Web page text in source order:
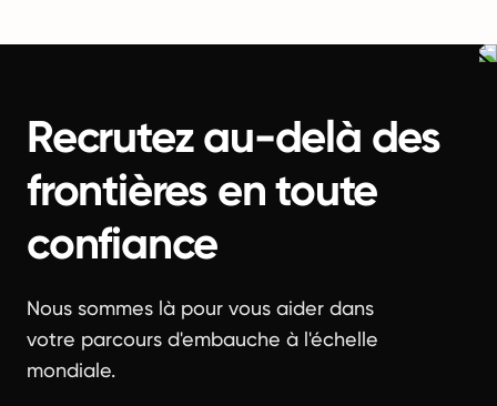
Recrutez au-delà des
frontières en toute
confiance
Nous sommes là pour vous aider dans
votre parcours d'embauche à l'échelle
mondiale.